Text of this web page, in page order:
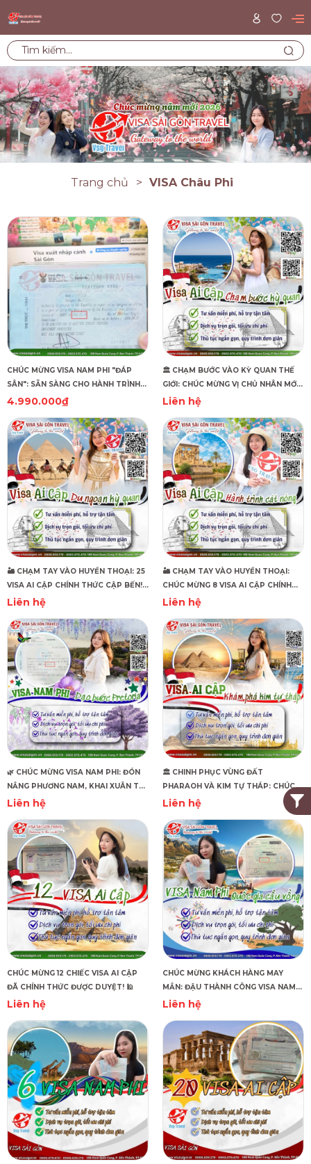
Trang chủ VISA Châu Phi
CHÚC MỪNG VISA NAM PHI "ĐÁP
SÂN": SẴN SÀNG CHO HÀNH TRÌNH
KHÁM PHÁ HOANG DÃ!
4.990.000₫
🏛️ CHẠM BƯỚC VÀO KỲ QUAN THẾ
GIỚI: CHÚC MỪNG VỊ CHỦ NHÂN MỚI
CỦA VISA AI CẬP! 🏛️
Liên hệ
🏜️ CHẠM TAY VÀO HUYỀN THOẠI: 25
VISA AI CẬP CHÍNH THỨC CẬP BẾN!
🏜️
Liên hệ
🏜️ CHẠM TAY VÀO HUYỀN THOẠI:
CHÚC MỪNG 8 VISA AI CẬP CHÍNH
THỨC "CẬP BẾN"! 🏜️
Liên hệ
🌿 CHÚC MỪNG VISA NAM PHI: ĐÓN
NẮNG PHƯƠNG NAM, KHAI XUÂN TẠI
PRETORIA! 🌍
Liên hệ
🏛️ CHINH PHỤC VÙNG ĐẤT
PHARAOH VÀ KIM TỰ THÁP: CHÚC
MỪNG TẤM VISA AI CẬP CÔNG TÁC
Liên hệ
CHÚC MỪNG 12 CHIẾC VISA AI CẬP
ĐÃ CHÍNH THỨC ĐƯỢC DUYỆT! 🕌
Liên hệ
CHÚC MỪNG KHÁCH HÀNG MAY
MẮN: ĐẬU THÀNH CÔNG VISA NAM
PHI!
Liên hệ